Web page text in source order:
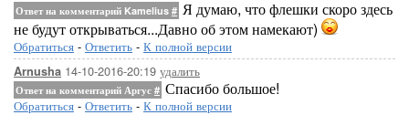
Ответ на комментарий Kamelius # Я думаю, что флешки скоро здесь
не будут открываться...Давно об этом намекают)
Обратиться - Ответить - К полной версии
Arnusha 14-10-2016-20:19 удалить
Ответ на комментарий Аргус # Спасибо большое!
Обратиться - Ответить - К полной версии